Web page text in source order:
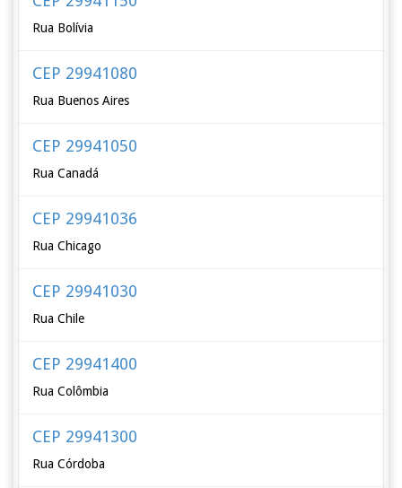
Rua Bolívia
CEP 29941080
Rua Buenos Aires
CEP 29941050
Rua Canadá
CEP 29941036
Rua Chicago
CEP 29941030
Rua Chile
CEP 29941400
Rua Colômbia
CEP 29941300
Rua Córdoba